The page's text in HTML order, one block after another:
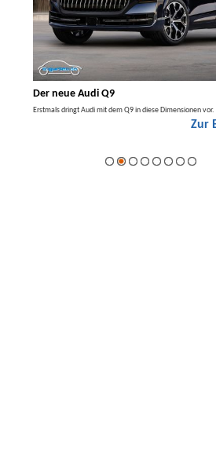
Der neue Audi Q9
Erstmals dringt Audi mit dem Q9 in diese Dimensionen vor.
Zur